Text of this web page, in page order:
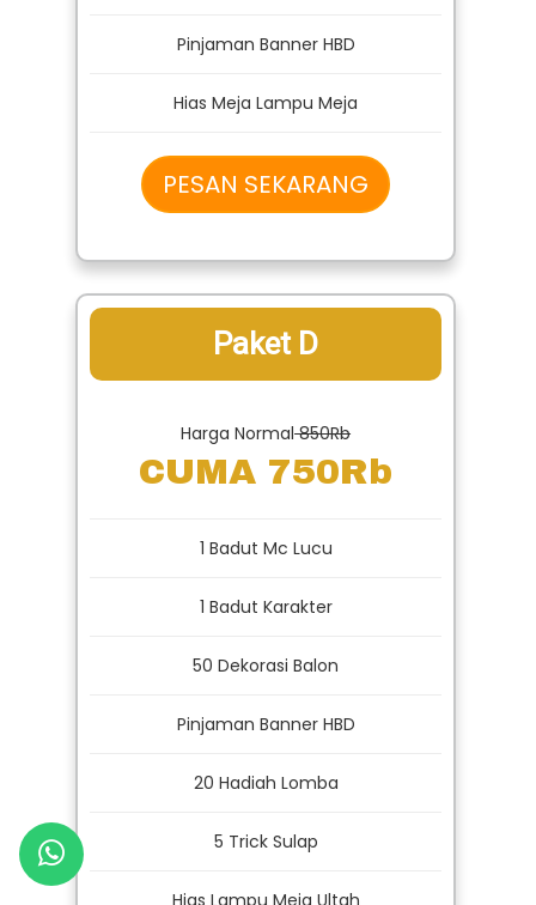
Pinjaman Banner HBD
Hias Meja Lampu Meja
PESAN SEKARANG
Paket D
Harga Normal850Rb
CUMA 750Rb
1 Badut Mc Lucu
1 Badut Karakter
50 Dekorasi Balon
Pinjaman Banner HBD
20 Hadiah Lomba
5 Trick Sulap